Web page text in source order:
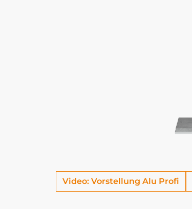
Video: Vorstellung Alu Profi